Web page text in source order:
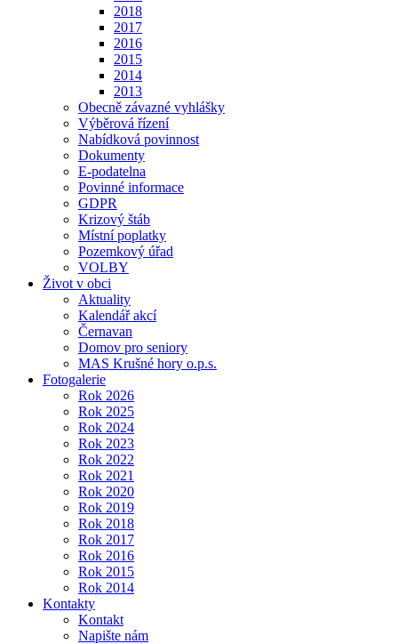
2018
2017
2016
2015
2014
2013
Obecně závazné vyhlášky
Výběrová řízení
Nabídková povinnost
Dokumenty
E-podatelna
Povinné informace
GDPR
Krizový štáb
Místní poplatky
Pozemkový úřad
VOLBY
Život v obci
Aktuality
Kalendář akcí
Černavan
Domov pro seniory
MAS Krušné hory o.p.s.
Fotogalerie
Rok 2026
Rok 2025
Rok 2024
Rok 2023
Rok 2022
Rok 2021
Rok 2020
Rok 2019
Rok 2018
Rok 2017
Rok 2016
Rok 2015
Rok 2014
Kontakty
Kontakt
Napište nám